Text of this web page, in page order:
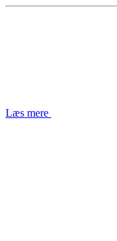
Læs mere